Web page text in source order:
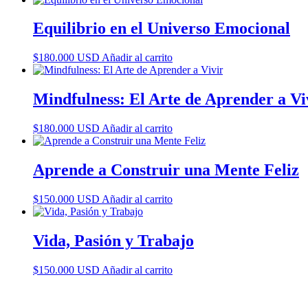
Equilibrio en el Universo Emocional
$180.000 USD Añadir al carrito
Mindfulness: El Arte de Aprender a
$180.000 USD Añadir al carrito
Aprende a Construir una Mente Feliz
$150.000 USD Añadir al carrito
Vida, Pasión y Trabajo
$150.000 USD Añadir al carrito